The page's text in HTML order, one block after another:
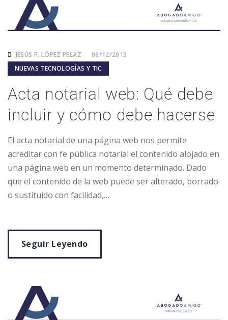
JESÚS P. LÓPEZ PELAZ
06/12/2013
NUEVAS TECNOLOGÍAS Y TIC
Acta notarial web: Qué debe
incluir y cómo debe hacerse
El acta notarial de una página web nos permite
acreditar con fe pública notarial el contenido alojado en
una página web en un momento determinado. Dado
que el contenido de la web puede ser alterado, borrado
o sustituido con facilidad,…
Seguir Leyendo